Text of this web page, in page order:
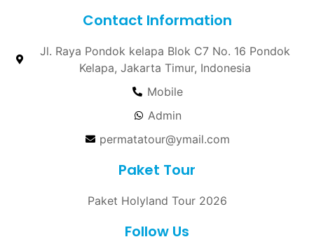
Contact Information
Jl. Raya Pondok kelapa Blok C7 No. 16 Pondok
Kelapa, Jakarta Timur, Indonesia
Mobile
Admin
permatatour@ymail.com
Paket Tour
Paket Holyland Tour 2026
Follow Us